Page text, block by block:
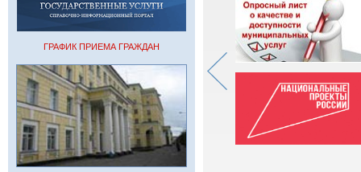
ГРАФИК ПРИЕМА ГРАЖДАН